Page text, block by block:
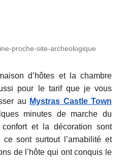
proche-site-archeologique
d’hôtes et la chambre
pour le tarif que je vous
au Mystras Castle Town
minutes de marche du
et la décoration sont
sont surtout l’amabilité et
de l’hôte qui ont conquis le